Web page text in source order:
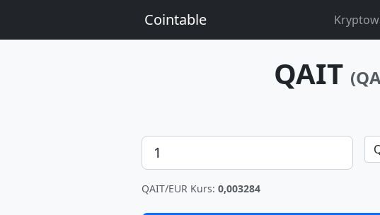
Cointable
QAIT
Betrag
QAIT/EUR Kurs: 0,003284